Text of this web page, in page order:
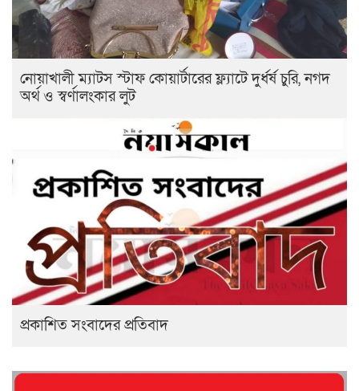
নোয়াখালী ম্যাটস স্টাফ কোয়ার্টারের ফ্ল্যাটে দুর্ধর্ষ চুরি, নগদ
অর্থ ও স্বর্ণালংকার লুট
প্রকাশিত সংবাদের প্রতিবাদ